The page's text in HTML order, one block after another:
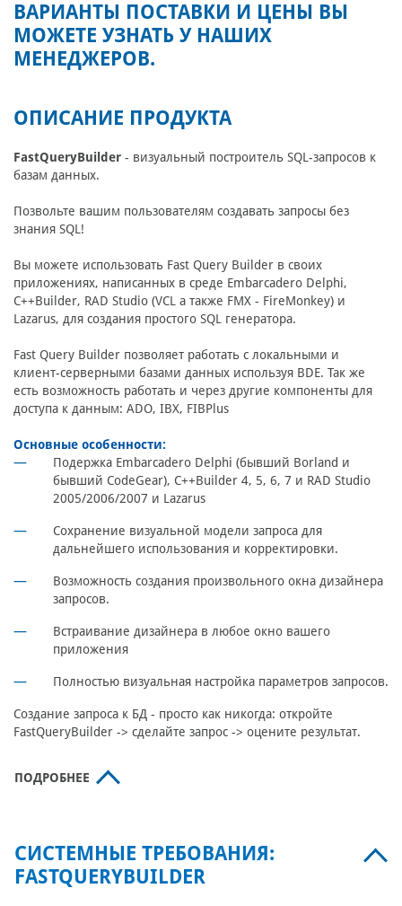
ВАРИАНТЫ ПОСТАВКИ И ЦЕНЫ ВЫ
МОЖЕТЕ УЗНАТЬ У НАШИХ
МЕНЕДЖЕРОВ.
ОПИСАНИЕ ПРОДУКТА
FastQueryBuilder - визуальный построитель SQL-запросов к
базам данных.
Позвольте вашим пользователям создавать запросы без
знания SQL!
Вы можете использовать Fast Query Builder в своих
приложениях, написанных в среде Embarcadero Delphi,
C++Builder, RAD Studio (VCL а также FMX - FireMonkey) и
Lazarus, для создания простого SQL генератора.
Fast Query Builder позволяет работать с локальными и
клиент-серверными базами данных используя BDE. Так же
есть возможность работать и через другие компоненты для
доступа к данным: ADO, IBX, FIBPlus
Основные особенности:
Подержка Embarcadero Delphi (бывший Borland и
бывший CodeGear), C++Builder 4, 5, 6, 7 и RAD Studio
2005/2006/2007 и Lazarus
Сохранение визуальной модели запроса для
дальнейшего использования и корректировки.
Возможность создания произвольного окна дизайнера
запросов.
Встраивание дизайнера в любое окно вашего
приложения
Полностью визуальная настройка параметров запросов.
Создание запроса к БД - просто как никогда: откройте
FastQueryBuilder -> сделайте запрос -> оцените результат.
ПОДРОБНЕЕ
СИСТЕМНЫЕ ТРЕБОВАНИЯ:
FASTQUERYBUILDER